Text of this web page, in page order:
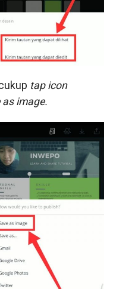
tap icon
as image.